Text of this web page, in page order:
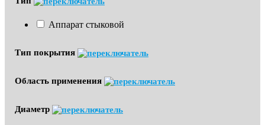
Аппарат стыковой
Тип покрытия
Область применения
Диаметр